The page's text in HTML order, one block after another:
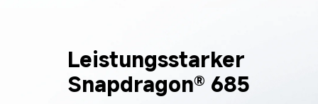
Leistungsstarker
Snapdragon® 685